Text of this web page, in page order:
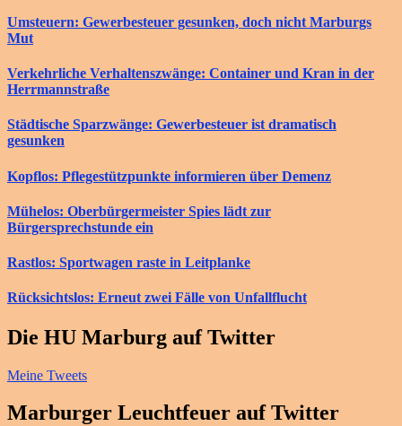
Umsteuern: Gewerbesteuer gesunken, doch nicht Marburgs
Mut
Verkehrliche Verhaltenszwänge: Container und Kran in der
Herrmannstraße
Städtische Sparzwänge: Gewerbesteuer ist dramatisch
gesunken
Kopflos: Pflegestützpunkte informieren über Demenz
Mühelos: Oberbürgermeister Spies lädt zur
Bürgersprechstunde ein
Rastlos: Sportwagen raste in Leitplanke
Rücksichtslos: Erneut zwei Fälle von Unfallflucht
Die HU Marburg auf Twitter
Meine Tweets
Marburger Leuchtfeuer auf Twitter